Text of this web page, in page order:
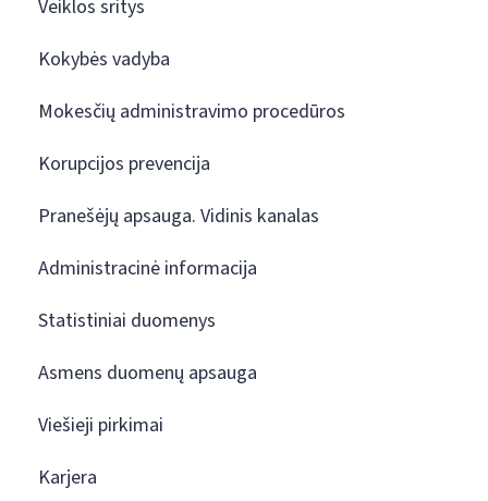
Veiklos sritys
Kokybės vadyba
Mokesčių administravimo procedūros
Korupcijos prevencija
Pranešėjų apsauga. Vidinis kanalas
Administracinė informacija
Statistiniai duomenys
Asmens duomenų apsauga
Viešieji pirkimai
Karjera